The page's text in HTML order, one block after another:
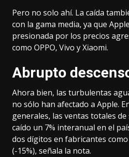
Pero no solo ahí. La caída
con la gama media, ya que
presionada por los precios
como OPPO, Vivo y Xiaomi.
Abrupto
Ahora bien, las turbulentas
no sólo han afectado a Apple.
generales, las ventas totales
caído un 7% interanual en el
dos dígitos en fabricantes como
(-15%), señala la nota.